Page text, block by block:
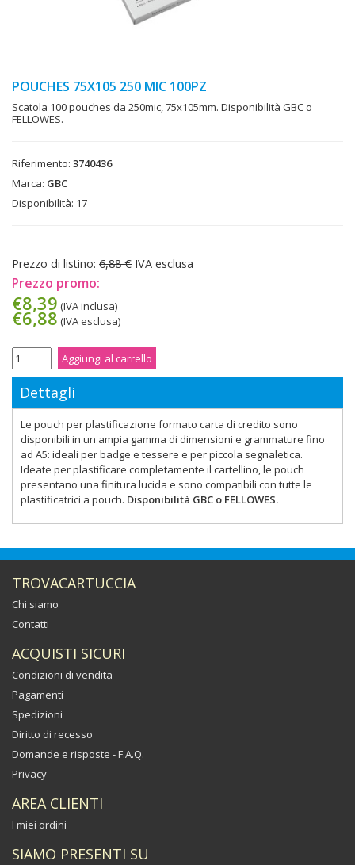
POUCHES 75X105 250 MIC 100PZ
Scatola 100 pouches da 250mic, 75x105mm. Disponibilità GBC o
FELLOWES.
Riferimento: 3740436
Marca: GBC
Disponibilità: 17
Prezzo di listino: 6,88 € IVA esclusa
Prezzo promo:
€8,39 (IVA inclusa)
€6,88 (IVA esclusa)
Aggiungi al carrello
Dettagli
Le pouch per plastificazione formato carta di credito sono
disponibili in un'ampia gamma di dimensioni e grammature fino
ad A5: ideali per badge e tessere e per piccola segnaletica.
Ideate per plastificare completamente il cartellino, le pouch
presentano una finitura lucida e sono compatibili con tutte le
plastificatrici a pouch. Disponibilità GBC o FELLOWES.
TROVACARTUCCIA
Chi siamo
Contatti
ACQUISTI SICURI
Condizioni di vendita
Pagamenti
Spedizioni
Diritto di recesso
Domande e risposte - F.A.Q.
Privacy
AREA CLIENTI
I miei ordini
SIAMO PRESENTI SU